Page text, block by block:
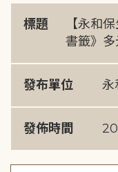
標題
【永和
書籤》
發布單位 永
發佈時間